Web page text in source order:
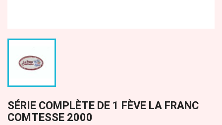
SÉRIE COMPLÈTE DE 1 FÈVE LA FRANC
COMTESSE 2000